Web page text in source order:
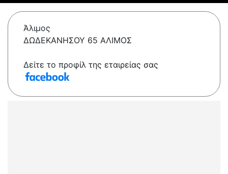
Άλιμος
ΔΩΔΕΚΑΝΗΣΟΥ 65 ΑΛΙΜΟΣ
Δείτε το προφίλ της εταιρείας σας